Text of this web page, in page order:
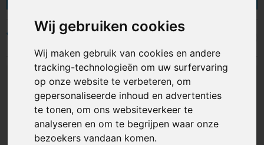
Wij gebruiken cookies
Wij maken gebruik van cookies en andere
tracking-technologieën om uw surfervaring
op onze website te verbeteren, om
gepersonaliseerde inhoud en advertenties
te tonen, om ons websiteverkeer te
analyseren en om te begrijpen waar onze
bezoekers vandaan komen.